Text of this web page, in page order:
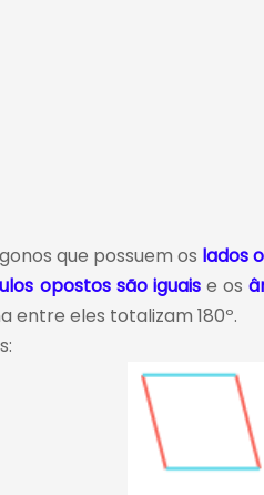
que possuem os lados
opostos são iguaise os
entre eles totalizam 180º.